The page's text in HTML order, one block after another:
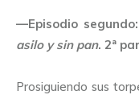
—Episodio segundo:
asilo y sin pan. 2ª
Prosiguiendo sus